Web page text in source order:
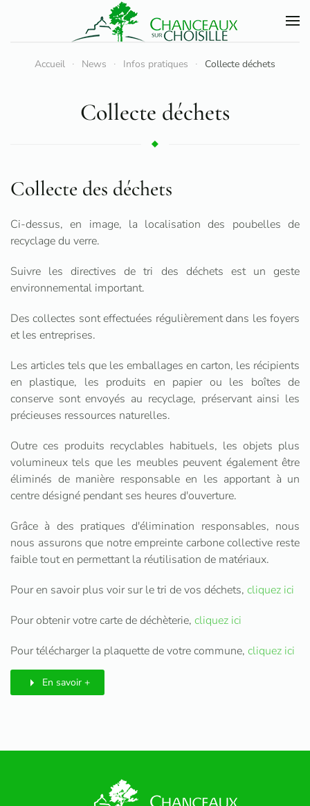
Accéder au contenu principal
Accueil News Infos pratiques Collecte déchets
Collecte déchets
Collecte des déchets
Ci-dessus, en image, la localisation des poubelles de
recyclage du verre.
Suivre les directives de tri des déchets est un geste
environnemental important.
Des collectes sont effectuées régulièrement dans les foyers
et les entreprises.
Les articles tels que les emballages en carton, les récipients
en plastique, les produits en papier ou les boîtes de
conserve sont envoyés au recyclage, préservant ainsi les
précieuses ressources naturelles.
Outre ces produits recyclables habituels, les objets plus
volumineux tels que les meubles peuvent également être
éliminés de manière responsable en les apportant à un
centre désigné pendant ses heures d'ouverture.
Grâce à des pratiques d'élimination responsables, nous
nous assurons que notre empreinte carbone collective reste
faible tout en permettant la réutilisation de matériaux.
Pour en savoir plus voir sur le tri de vos déchets, cliquez ici
Pour obtenir votre carte de déchèterie, cliquez ici
Pour télécharger la plaquette de votre commune, cliquez ici
En savoir +